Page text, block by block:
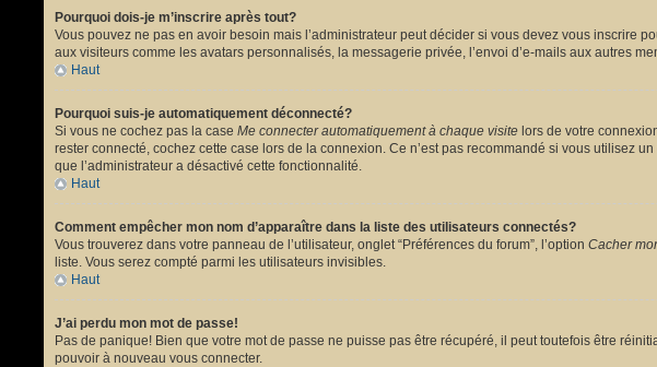
Pourquoi dois-je m’inscrire après tout?
Vous pouvez ne pas en avoir besoin mais l’administrateur peut décider si vous devez vous inscrire
aux visiteurs comme les avatars personnalisés, la messagerie privée, l’envoi d’e-mails aux autres
Haut
Pourquoi suis-je automatiquement déconnecté?
Si vous ne cochez pas la case Me connecter automatiquement à chaque visite lors de votre
rester connecté, cochez cette case lors de la connexion. Ce n’est pas recommandé si vous utilisez
que l’administrateur a désactivé cette fonctionnalité.
Haut
Comment empêcher mon nom d’apparaître dans la liste des utilisateurs connectés?
Vous trouverez dans votre panneau de l’utilisateur, onglet “Préférences du forum”, l’option Cacher
liste. Vous serez compté parmi les utilisateurs invisibles.
Haut
J’ai perdu mon mot de passe!
Pas de panique! Bien que votre mot de passe ne puisse pas être récupéré, il peut toutefois être
pouvoir à nouveau vous connecter.